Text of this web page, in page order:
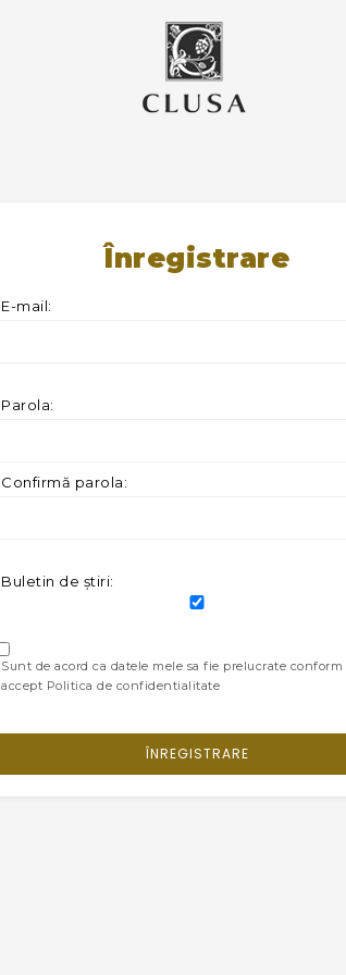
Înregistrare
E-mail:
Parola:
Confirmă parola:
Buletin de ştiri:
Sunt de acord ca datele mele sa fie prelucrate conform
accept Politica de confidentialitate
ÎNREGISTRARE